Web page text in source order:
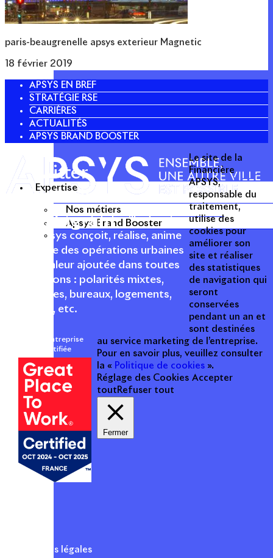
Expertise
Nos métiers
Apsys Brand Booster
paris-beaugrenelle apsys exterieur Magnetic
18 février 2019
APSYS EN BREF
STRATÉGIE RSE
CARRIÈRES
ACTUALITÉS
APSYS BRAND BOOSTER
Acteur passionné de la ville depuis
1996, Apsys conçoit, réalise, anime
et valorise des opérations urbaines
à forte valeur ajoutée dans toutes
les fonctions : polarités mixtes,
commerces, bureaux, logements,
hôtellerie, etc.
Une entreprise
certifiée
Mentions légales
Twitter
Linkedin
Instagram
Le site de la
Financière
APSYS,
responsable du
traitement,
utilise des
cookies pour
améliorer son
site et réaliser
des statistiques
de navigation qui
seront
conservées
pendant un an et
sont destinées
au service marketing de l’entreprise.
Pour en savoir plus, veuillez consulter
la « Politique de cookies ».
Réglage des Cookies Accepter
tout Refuser tout
Fermer